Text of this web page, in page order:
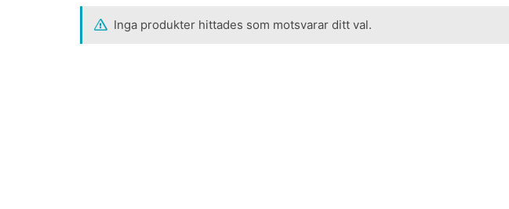
Inga produkter hittades som motsvarar ditt val.